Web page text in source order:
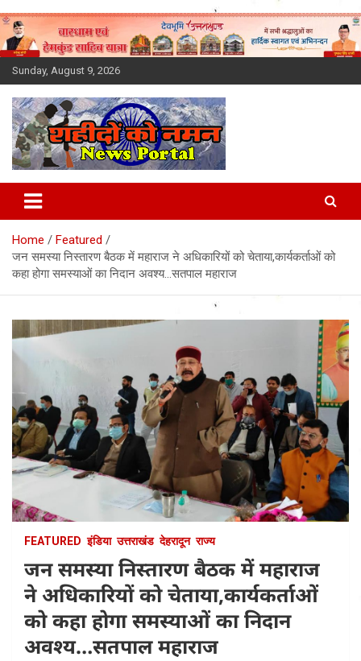
Skip
to
content
Sunday, August 9, 2026
Latest News Today, Breaking
News, Uttarakhand News in
Hindi
Home
Featured
जन समस्या निस्तारण बैठक में महाराज ने अधिकारियों को चेताया,कार्यकर्ताओं को
कहा होगा समस्याओं का निदान अवश्य…सतपाल महाराज
FEATURED इंडिया उत्तराखंड देहरादून राज्य
जन समस्या निस्तारण बैठक में महाराज
ने अधिकारियों को चेताया,कार्यकर्ताओं
को कहा होगा समस्याओं का निदान
अवश्य…सतपाल महाराज